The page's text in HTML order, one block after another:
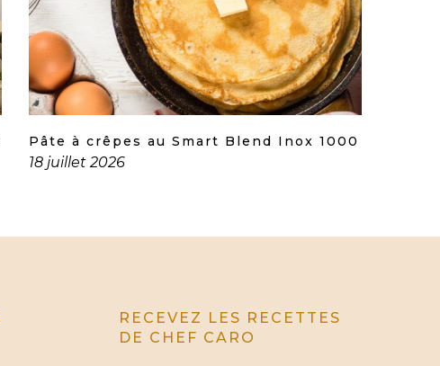
Pâte à crêpes au Smart Blend Inox 1000
18 juillet 2026
RECEVEZ LES RECETTES
DE CHEF CARO